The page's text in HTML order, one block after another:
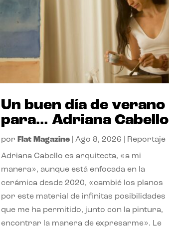
Un buen día de verano
para… Adriana Cabello
por Flat Magazine |Ago 8, 2026 Reportaje
Adriana Cabello es arquitecta, «a mi
manera», aunque está enfocada en la
cerámica desde 2020, «cambié los planos
por este material de infinitas posibilidades
que me ha permitido, junto con la pintura,
encontrar la manera de expresarme». Le